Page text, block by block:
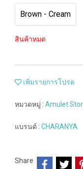
Brown - Cream
สินค้าหมด
เพิ่มรายการโปรด
หมวดหมู่ : Amulet
แบรนด์ : CHARANYA
Share